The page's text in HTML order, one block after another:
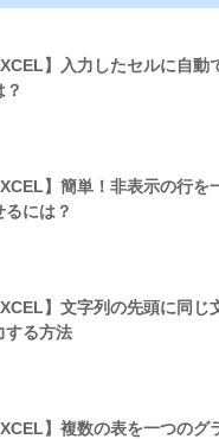
】入力したセルに自動
？
】簡単！非表示の行を
るには？
】文字列の先頭に同じ
する方法
】複数の表を一つのグ